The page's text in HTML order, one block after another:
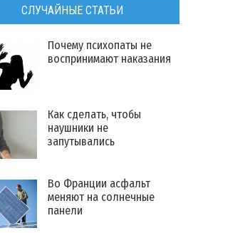
СЛУЧАЙНЫЕ СТАТЬИ
Почему психопаты не
воспринимают наказания
Как сделать, чтобы
наушники не
запутывались
Во Франции асфальт
меняют на солнечные
панели